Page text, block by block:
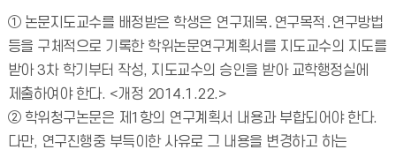
① 논문지도교수를 배정받은 학생은 연구제목․연구목적․연구방법
등을 구체적으로 기록한 학위논문연구계획서를 지도교수의 지도를
받아 3차 학기부터 작성, 지도교수의 승인을 받아 교학행정실에
제출하여야 한다. <개정 2014.1.22.>
② 학위청구논문은 제1항의 연구계획서 내용과 부합되어야 한다.
다만, 연구진행중 부득이한 사유로 그 내용을 변경하고 하는